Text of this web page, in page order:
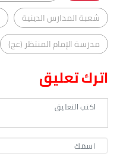
شعبة المدارس الدينية
مدرسة الإمام المنتظر (عج)
اترك تعليق